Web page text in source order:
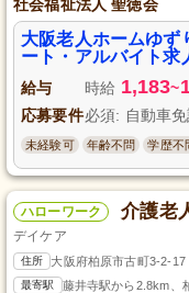
社会福祉法人 聖徳会
大阪老人ホームゆず
ート・アルバイト求
給与 時給 1,183~
応募要件必須: 自動車
未経験可 年齢不問 学歴不
ハローワーク 介護老
デイケア
住所 大阪府柏原市古町3-2-17
最寄駅 藤井寺駅から2.8km、